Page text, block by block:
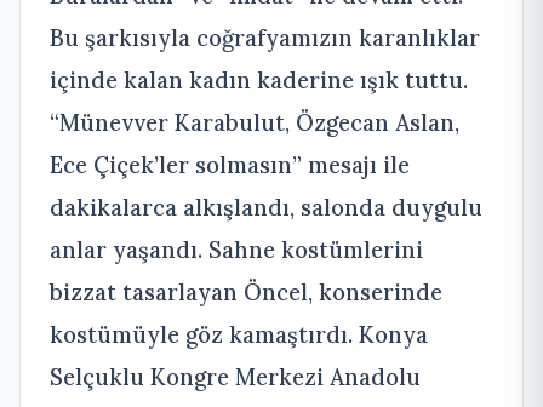
Bu şarkısıyla coğrafyamızın karanlıklar
içinde kalan kadın kaderine ışık tuttu.
“Münevver Karabulut, Özgecan Aslan,
Ece Çiçek’ler solmasın” mesajı ile
dakikalarca alkışlandı, salonda duygulu
anlar yaşandı. Sahne kostümlerini
bizzat tasarlayan Öncel, konserinde
kostümüyle göz kamaştırdı. Konya
Selçuklu Kongre Merkezi Anadolu